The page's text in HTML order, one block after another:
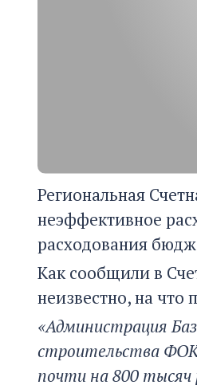
Региональная
неэффективное
расходования
Как сообщили в
неизвестно, на что
«Администрация
строительства
почти на 800 тысяч